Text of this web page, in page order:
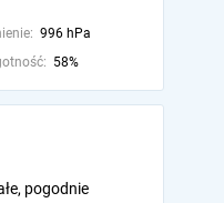
996 hPa
58%
pogodnie